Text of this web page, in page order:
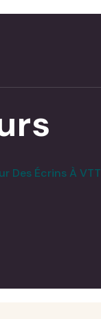
Des Écrins À VTT